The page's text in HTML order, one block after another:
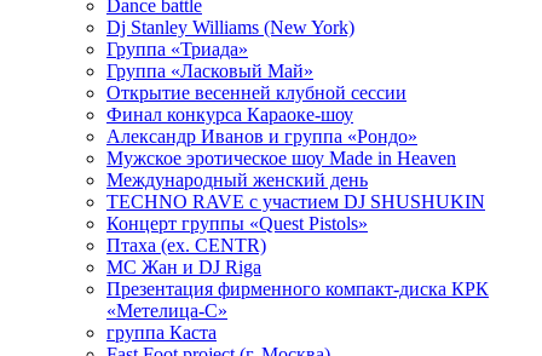
Dance battle
Dj Stanley Williams (New York)
Группа «Триада»
Группа «Ласковый Май»
Открытие весенней клубной сессии
Финал конкурса Караоке-шоу
Александр Иванов и группа «Рондо»
Мужское эротическое шоу Made in Heaven
Международный женский день
TECHNO RAVE с участием DJ SHUSHUKIN
Концерт группы «Quest Pistols»
Птаха (ex. CENTR)
МС Жан и DJ Riga
Презентация фирменного компакт-диска КРК
«Метелица-С»
группа Каста